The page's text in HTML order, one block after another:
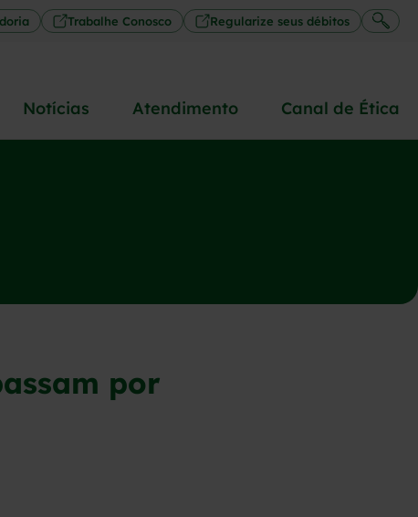
Trabalhe Conosco Regularize seus débitos
Notícias Atendimento Canal de Ética
por